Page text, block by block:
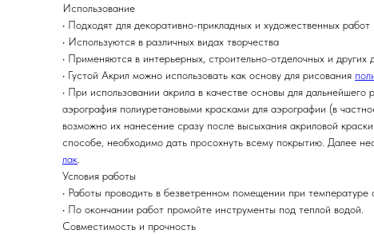
Использование
• Подходят для декоративно-прикладных и художественных работ
• Используются в различных видах творчества
• Применяются в интерьерных, строительно-отделочных и других
• Густой Акрил можно использовать как основу для рисования
• При использовании акрила в качестве основы для дальнейшего
аэрография полиуретановыми красками для аэрографии (в
возможно их нанесение сразу после высыхания акриловой
способе, необходимо дать просохнуть всему покрытию. Далее
лак
Условия работы
• Работы проводить в безветренном помещении при
• По окончании работ промойте инструменты под теплой водой.
Совместимость и прочность